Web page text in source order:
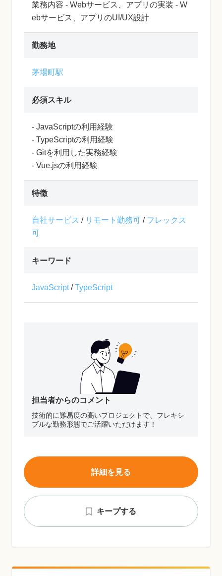
業務内容 - Webサービス、アプリの実装 - W
ebサービス、アプリのUI/UX設計
勤務地
茅場町駅
必須スキル
- JavaScriptの利用経験
- TypeScriptの利用経験
- Gitを利用した実務経験
- Vue.jsの利用経験
特徴
自社サービス / リモート勤務可 / フレックス
可
キーワード
JavaScript/TypeScript
担当者からのコメント
技術的に難易度の高いプロジェクトで、フレキシ
ブルな勤務形態でご活躍いただけます！
キープする
詳細を見る